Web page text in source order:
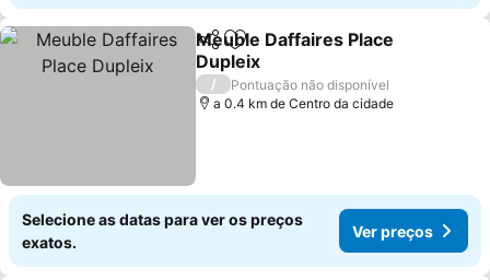
PartilharAdicionar aos favoritos
Meuble Daffaires Place
Dupleix
/
Pontuação não disponível
a 0.4 km de Centro da cidade
Selecione as datas para ver os preços
exatos.
Ver preços